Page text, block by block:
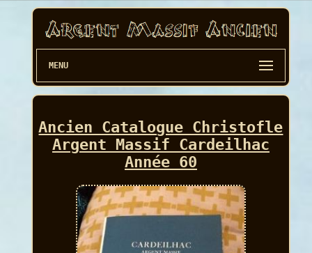
MENU
Ancien Catalogue Christofle
Argent Massif Cardeilhac
Année 60